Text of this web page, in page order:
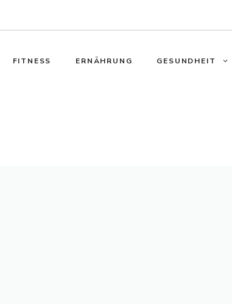
FITNESS ERNÄHRUNG GESUNDHEIT